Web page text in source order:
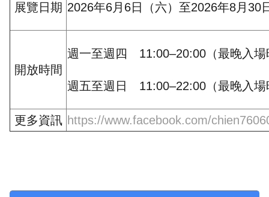
展覽日期 2026年6月6日（六）至2026年8月30
開放時間
週一至週四 11:00–20:00（最晚入場
週五至週日 11:00–22:00（最晚入場
更多資訊 https://www.facebook.com/